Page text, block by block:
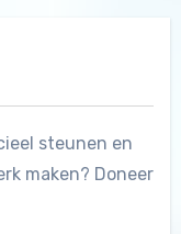
steunen en
maken? Doneer